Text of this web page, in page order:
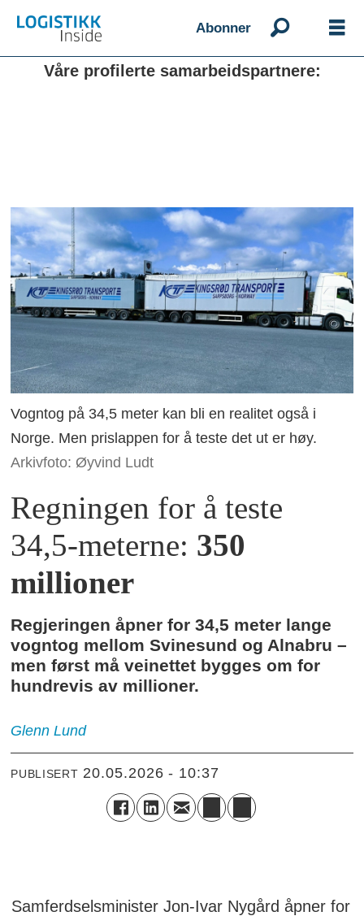
Abonner
Våre profilerte samarbeidspartnere:
Vogntog på 34,5 meter kan bli en realitet også i
Norge. Men prislappen for å teste det ut er høy.
Arkivfoto: Øyvind Ludt
Regningen for å teste
34,5-meterne: 350
millioner
Regjeringen åpner for 34,5 meter lange
vogntog mellom Svinesund og Alnabru –
men først må veinettet bygges om for
hundrevis av millioner.
Glenn Lund
PUBLISERT 20.05.2026 - 10:37
Samferdselsminister Jon-Ivar Nygård åpner for